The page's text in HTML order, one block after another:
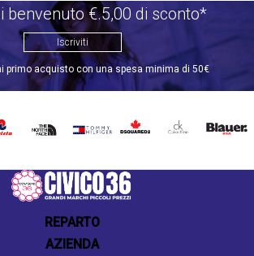
benvenuto €.5,00 di sconto*
Iscriviti
primo acquisto con una spesa minima di 50€
THE
TOMMY
DSQUARED2
CALVIN BLAUER
REPARTO
AZIENDA